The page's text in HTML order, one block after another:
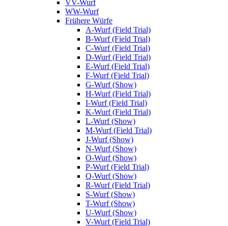
VV-Wurf
WW-Wurf
Frühere Würfe
A-Wurf (Field Trial)
B-Wurf (Field Trial)
C-Wurf (Field Trial)
D-Wurf (Field Trial)
E-Wurf (Field Trial)
F-Wurf (Field Trial)
G-Wurf (Show)
H-Wurf (Field Trial)
I-Wurf (Field Trial)
K-Wurf (Field Trial)
L-Wurf (Show)
M-Wurf (Field Trial)
J-Wurf (Show)
N-Wurf (Show)
O-Wurf (Show)
P-Wurf (Field Trial)
Q-Wurf (Show)
R-Wurf (Field Trial)
S-Wurf (Show)
T-Wurf (Show)
U-Wurf (Show)
V-Wurf (Field Trial)